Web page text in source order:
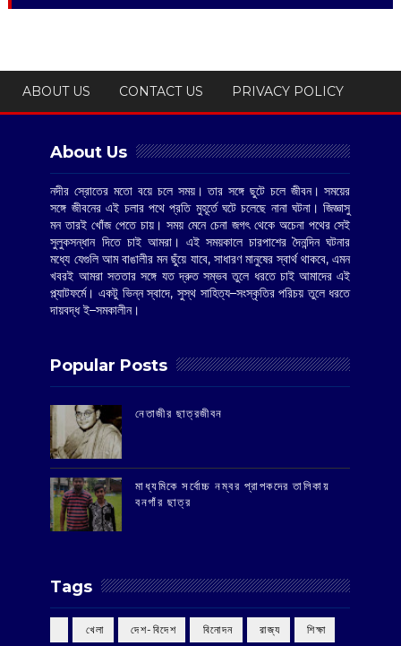
ABOUT US CONTACT US PRIVACY POLICY
About Us
নদীর স্রোতের মতো বয়ে চলে সময়। তার সঙ্গে ছুটে চলে জীবন। সময়ের
সঙ্গে জীবনের এই চলার পথে প্রতি মুহূর্তে ঘটে চলেছে নানা ঘটনা। জিজ্ঞাসু
মন তারই খোঁজ পেতে চায়। সময় মেনে চেনা জগৎ থেকে অচেনা পথের সেই
সুলুকসন্ধান দিতে চাই আমরা। এই সময়কালে চারপাশের দৈনন্দিন ঘটনার
মধ্যে যেগুলি আম বাঙালীর মন ছুঁয়ে যাবে, সাধারণ মানুষের স্বার্থ থাকবে, এমন
খবরই আমরা সততার সঙ্গে যত দ্রুত সম্ভব তুলে ধরতে চাই আমাদের এই
প্ল্যাটফর্মে। একটু ভিন্ন স্বাদে, সুস্থ সাহিত্য–সংস্কৃতির পরিচয় তুলে ধরতে
দায়বদ্ধ ই–সমকালীন।
Popular Posts
‌নেতাজীর ছাত্রজীবন
মাধ্যমিকে সর্বোচ্চ নম্বর প্রাপকদের তালিকায়
বনগাঁর ছাত্র
Tags
‌ খেলা ‌ দেশ-বিদেশ ‌ বিনোদন ‌ রাজ্য ‌ শিক্ষা